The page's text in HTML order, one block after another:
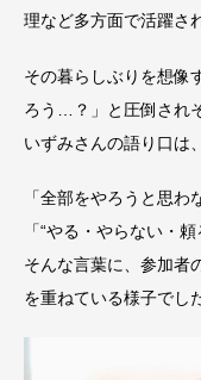
理など多方面で活躍さ
その暮らしぶりを想像
ろう…？」と圧倒され
いずみさんの語り口は
「全部をやろうと思わ
「“やる・やらない・頼
そんな言葉に、参加者
を重ねている様子でし